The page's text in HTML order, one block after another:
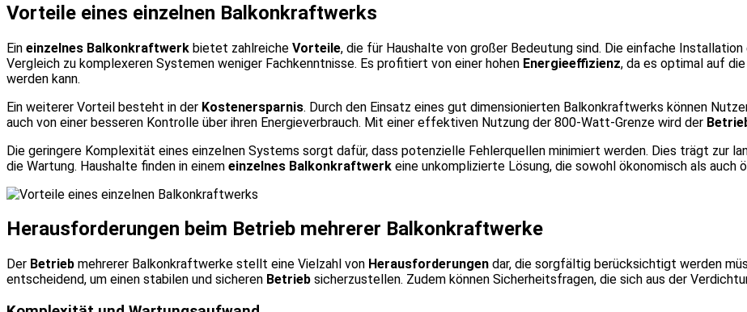
Vorteile eines einzelnen Balkonkraftwerks
Ein einzelnes Balkonkraftwerk bietet zahlreiche Vorteile, die für Haushalte von großer Bedeutung sind. Die einfache
Vergleich zu komplexeren Systemen weniger Fachkenntnisse. Es profitiert von einer hohen Energieeffizienz, da es optimal auf
werden kann.
Ein weiterer Vorteil besteht in der Kostenersparnis. Durch den Einsatz eines gut dimensionierten Balkonkraftwerks können
auch von einer besseren Kontrolle über ihren Energieverbrauch. Mit einer effektiven Nutzung der 800-Watt-Grenze wird der
Die geringere Komplexität eines einzelnen Systems sorgt dafür, dass potenzielle Fehlerquellen minimiert werden. Dies trägt zur
die Wartung. Haushalte finden in einem einzelnes Balkonkraftwerk eine unkomplizierte Lösung, die sowohl ökonomisch als auch
Herausforderungen beim Betrieb mehrerer Balkonkraftwerke
Der Betrieb mehrerer Balkonkraftwerke stellt eine Vielzahl von Herausforderungen dar, die sorgfältig berücksichtigt werden
entscheidend, um einen stabilen und sicheren Betrieb sicherzustellen. Zudem können Sicherheitsfragen, die sich aus der